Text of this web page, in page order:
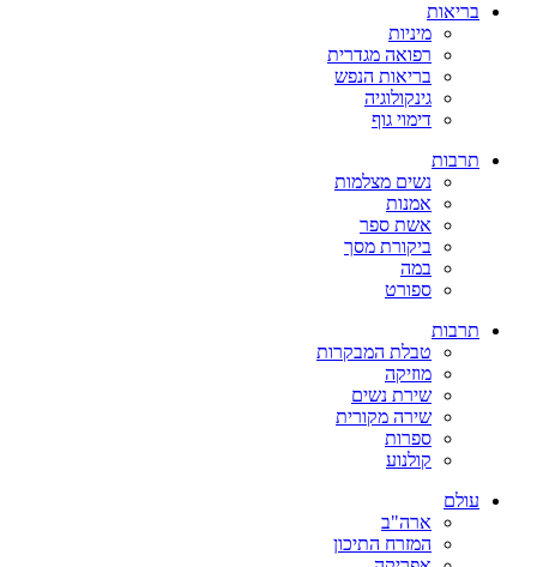
בריאות
מיניות
רפואה מגדרית
בריאות הנפש
גינקולוגיה
דימוי גוף
תרבות
נשים מצלמות
אמנות
אשת ספר
ביקורת מסך
במה
ספורט
תרבות
טבלת המבקרות
מוזיקה
שירת נשים
שירה מקורית
ספרות
קולנוע
עולם
ארה"ב
המזרח התיכון